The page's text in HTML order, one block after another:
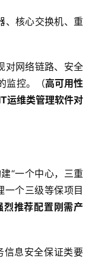
、核心交换机、重
对网络链路、安全
监控。（高可用性
运维类管理软件对
“一个中心，三重
一个三级等保项目
烈推荐配置刚需产
信息安全保证类要